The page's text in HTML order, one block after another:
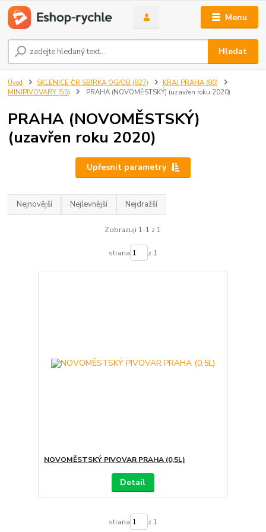
Menu
Hledat
Úvod SKLENICE ČR SBÍRKA OG/OB (827)
KRAJ PRAHA (80)
MINIPIVOVARY (55)
PRAHA (NOVOMĚSTSKÝ) (uzavřen roku 2020)
PRAHA (NOVOMĚSTSKÝ)
(uzavřen roku 2020)
Upřesnit parametry
Nejnovější Nejlevnější Nejdražší
Zobrazuji 1-1 z 1
strana z 1
NOVOMĚSTSKÝ PIVOVAR PRAHA (0,5L)
Detail
strana z 1